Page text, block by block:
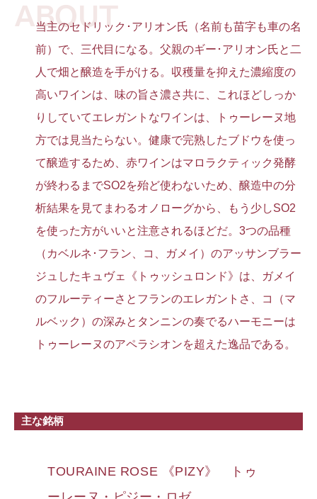
ABOUT
当主のセドリック･アリオン氏（名前も苗字も車の名
前）で、三代目になる。父親のギー･アリオン氏と二
人で畑と醸造を手がける。収穫量を抑えた濃縮度の
高いワインは、味の旨さ濃さ共に、これほどしっか
りしていてエレガントなワインは、トゥーレーヌ地
方では見当たらない。健康で完熟したブドウを使っ
て醸造するため、赤ワインはマロラクティック発酵
が終わるまでSO2を殆ど使わないため、醸造中の分
析結果を見てまわるオノローグから、もう少しSO2
を使った方がいいと注意されるほどだ。3つの品種
（カベルネ･フラン、コ、ガメイ）のアッサンブラー
ジュしたキュヴェ《トゥッシュロンド》は、ガメイ
のフルーティーさとフランのエレガントさ、コ（マ
ルベック）の深みとタンニンの奏でるハーモニーは
トゥーレーヌのアペラシオンを超えた逸品である。
主な銘柄
TOURAINE ROSE 《PIZY》 トゥ